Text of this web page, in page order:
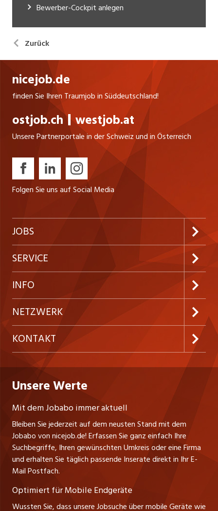
Bewerber-Cockpit anlegen
Zurück
nicejob.de
finden Sie Ihren Traumjob in Süddeutschland!
ostjob.ch westjob.at
Unsere Partnerportale in der Schweiz und in Österreich
Folgen Sie uns auf Social Media
JOBS
Jobabo abonnieren
Neue Stellen
Festanstellungen
Temporäre Jobs
Freelance Jobs
Praktika
Lehrstellen
Führungspositionen
Management / Kader-Jobs
SERVICE
Kundenlogin
Inserieren
Firmen
Personalvermittler
INFO
Preise und Leistungen
AGB
Datenschutzerklärung
Nutzungsbedingungen
Impressum
NETZWERK
ostjob.ch
westjob.at
jobzüri.ch
jobmittelland.ch
jobbern.ch
jobbasel.ch
zentraljob.ch
myjob.ch
KONTAKT
Niederlassung
Fa. nicejob.de
PR Medien GmbH
Lindauer Straße 16
D-88239 Wangen
Tel. +49 07522 795034
Thomas Reiner
Ansprechpartner
Unsere Werte
Mit dem Jobabo immer aktuell
Bleiben Sie jederzeit auf dem neusten Stand mit dem
Jobabo von nicejob.de! Erfassen Sie ganz einfach Ihre
Suchbegriffe, Ihren gewünschten Umkreis oder eine Firma
und erhalten Sie täglich passende Inserate direkt in Ihr E-
Mail Postfach.
Optimiert für Mobile Endgeräte
Wussten Sie, dass unsere Jobsuche über mobile Geräte wie